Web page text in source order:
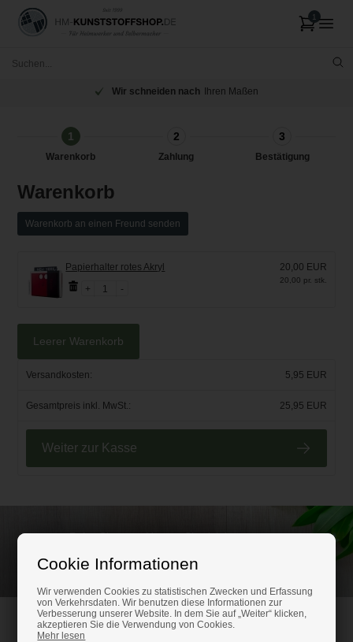
Cookie Informationen
Wir verwenden Cookies zu statistischen Zwecken und Erfassung
von Verkehrsdaten. Wir benutzen diese Informationen zur
Verbesserung unserer Website. In dem Sie auf „Weiter“ klicken,
akzeptieren Sie die Verwendung von Cookies.
Mehr lesen
Wir schneiden nach Ihren Maßen
1
Warenkorb
2
Zahlung
3
Bestätigung
Warenkorb
Warenkorb an einen Freund senden
Papierhalter rotes Akryl
1
20,00 EUR
20,00 pr. stk.
Leerer Warenkorb
Versandkosten: 5,95 EUR
Gesamtpreis inkl. MwSt.: 25,95 EUR
Weiter zur Kasse
Rufen Sie an und lassen Sie sich beraten unter
(+49) 0151 24821292
HM-Kunststoffshop.de